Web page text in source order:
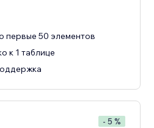
первые 50 элементов
к 1 таблице
- 5 %